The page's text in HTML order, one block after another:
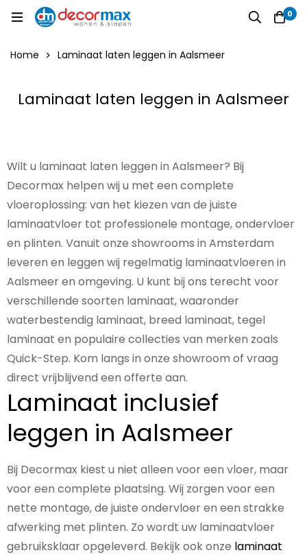
0
Home Laminaat laten leggen in Aalsmeer
Laminaat laten leggen in Aalsmeer
Wilt u laminaat laten leggen in Aalsmeer? Bij
Decormax helpen wij u met een complete
vloeroplossing: van het kiezen van de juiste
laminaatvloer tot professionele montage, ondervloer
en plinten. Vanuit onze showrooms in Amsterdam
leveren en leggen wij regelmatig laminaatvloeren in
Aalsmeer en omgeving. U kunt bij ons terecht voor
verschillende soorten laminaat, waaronder
waterbestendig laminaat, breed laminaat, tegel
laminaat en populaire collecties van merken zoals
Quick-Step. Kom langs in onze showroom of vraag
direct vrijblijvend een offerte aan.
Laminaat inclusief
leggen in Aalsmeer
Bij Decormax kiest u niet alleen voor een vloer, maar
voor een complete plaatsing. Wij zorgen voor een
nette montage, de juiste ondervloer en een strakke
afwerking met plinten. Zo wordt uw laminaatvloer
gebruiksklaar opgeleverd. Bekijk ook onze laminaat